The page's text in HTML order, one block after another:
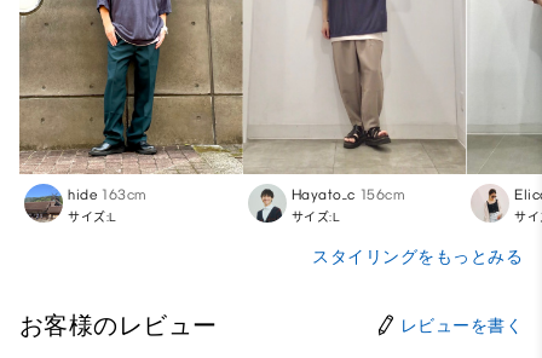
hide 163cm
サイズ:L
Hayato_c 156cm
サイズ:L サ
スタイリングをもっとみる
お客様のレビュー レビューを書く